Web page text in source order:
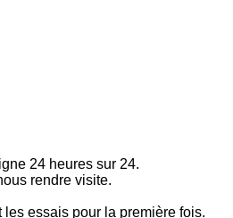
24 heures sur 24.
rendre visite.
essais pour la première fois.